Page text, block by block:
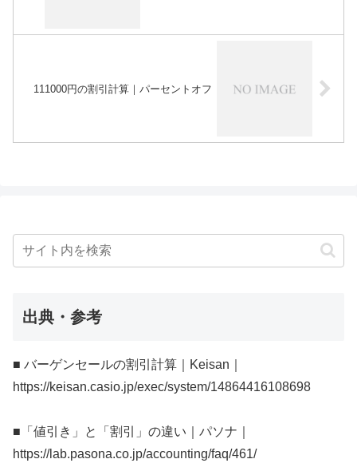
111000円の割引計算｜パーセントオフ
出典・参考
■ バーゲンセールの割引計算｜Keisan｜
https://keisan.casio.jp/exec/system/14864416108698
■「値引き」と「割引」の違い｜パソナ｜
https://lab.pasona.co.jp/accounting/faq/461/